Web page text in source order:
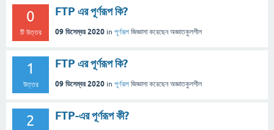
0
টি উত্তর
FTP এর পূর্ণরূপ কি?
09 ডিসেম্বর 2020 in পূর্ণরূপ জিজ্ঞাসা করেছেনঅজ্ঞাতকুলশীল
1
উত্তর
FTP এর পূর্ণরূপ কি?
09 ডিসেম্বর 2020 in পূর্ণরূপ জিজ্ঞাসা করেছেনঅজ্ঞাতকুলশীল
2 FTP-এর পূর্ণরূপ কী?